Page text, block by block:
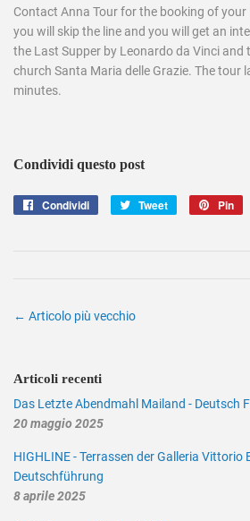
Contact Anna Tour for the booking of
you will skip the line and you will get an
the Last Supper by Leonardo da Vinci and
church Santa Maria delle Grazie. The tour
minutes.
Condividi questo post
Condividi
CondividiTweet
Twitta
Pin
← Articolo più vecchio
Articoli recenti
Das Letzte Abendmahl Mailand - Deutsch
20 maggio 2025
HIGHLINE - Terrassen der Galleria Vittorio
Deutschführung
8 aprile 2025